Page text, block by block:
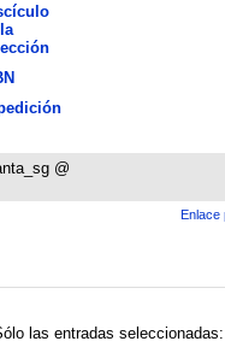
@
Enlace
las entradas seleccionadas: